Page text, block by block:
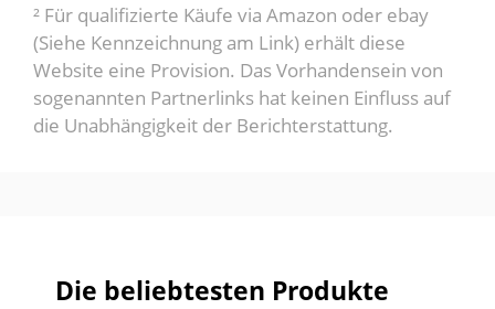
² Für qualifizierte Käufe via Amazon oder ebay
(Siehe Kennzeichnung am Link) erhält diese
Website eine Provision. Das Vorhandensein von
sogenannten Partnerlinks hat keinen Einfluss auf
die Unabhängigkeit der Berichterstattung.
Die beliebtesten Produkte